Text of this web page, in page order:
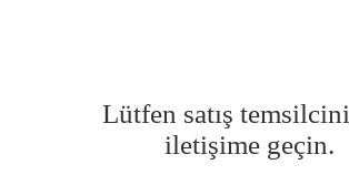
Lütfen satış
iletişime geçin.